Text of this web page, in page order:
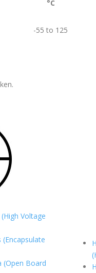
°C
-55 to 125
Voltage
(Open Board